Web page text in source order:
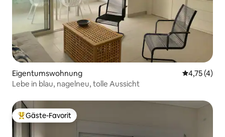
Eigentumswohnung
4,75 (4)
Lebe in blau, nagelneu, tolle Aussicht
Beliebter Gäste-Favorit.
Gäste-Favorit